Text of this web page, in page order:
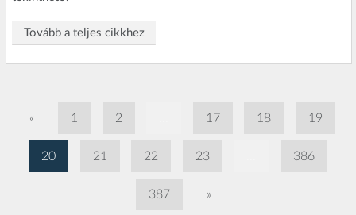
Tovább a teljes cikkhez
« 1 2 17 18 19
20 21 22 23 386
387 »